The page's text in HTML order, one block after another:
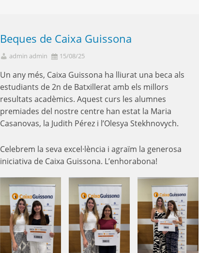
Beques de Caixa Guissona
admin admin 15/08/25
Un any més, Caixa Guissona ha lliurat una beca als
estudiants de 2n de Batxillerat amb els millors
resultats acadèmics. Aquest curs les alumnes
premiades del nostre centre han estat la Maria
Casanovas, la Judith Pérez i l’Olesya Stekhnovych.
Celebrem la seva excel·lència i agraïm la generosa
iniciativa de Caixa Guissona. L’enhorabona!